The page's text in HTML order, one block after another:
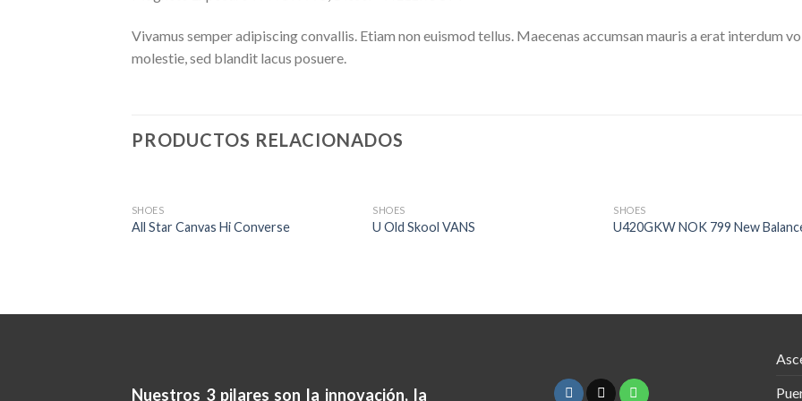
Vivamus semper adipiscing convallis. Etiam non euismod tellus. Maecenas accumsan mauris a erat interdum
molestie, sed blandit lacus posuere.
PRODUCTOS RELACIONADOS
SHOES
All Star Canvas Hi Converse
SHOES
U Old Skool VANS
SHOES
U420GKW NOK 799 New
Nuestros 3 pilares son la innovación, la